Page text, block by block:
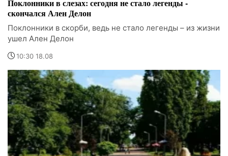
Поклонники в слезах: сегодня не стало легенды -
скончался Ален Делон
Поклонники в скорби, ведь не стало легенды – из жизни
ушел Ален Делон
10:30 18.08